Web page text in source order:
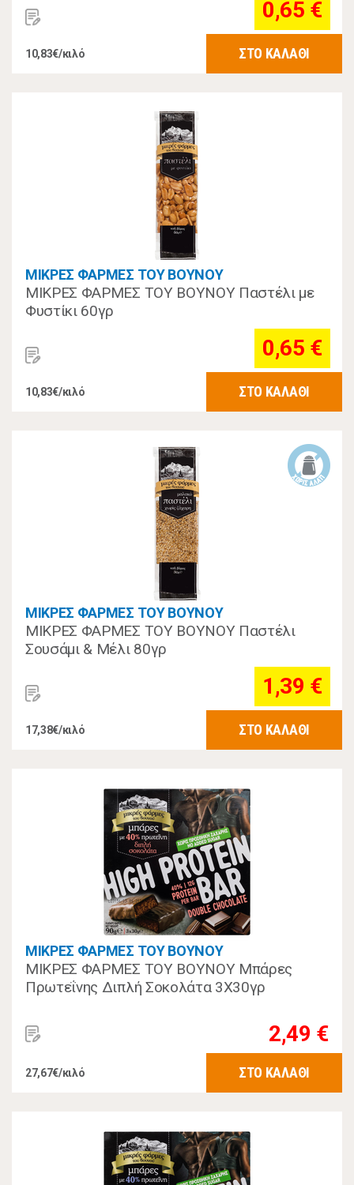
0,65 €
10,83€/κιλό ΣΤΟ ΚΑΛΑΘΙ
ΜΙΚΡΕΣ ΦΑΡΜΕΣ ΤΟΥ ΒΟΥΝΟΥ
ΜΙΚΡΕΣ ΦΑΡΜΕΣ ΤΟΥ ΒΟΥΝΟΥ Παστέλι με
Φυστίκι 60γρ
0,65 €
10,83€/κιλό ΣΤΟ ΚΑΛΑΘΙ
ΜΙΚΡΕΣ ΦΑΡΜΕΣ ΤΟΥ ΒΟΥΝΟΥ
ΜΙΚΡΕΣ ΦΑΡΜΕΣ ΤΟΥ ΒΟΥΝΟΥ Παστέλι
Σουσάμι & Μέλι 80γρ
1,39 €
17,38€/κιλό ΣΤΟ ΚΑΛΑΘΙ
ΜΙΚΡΕΣ ΦΑΡΜΕΣ ΤΟΥ ΒΟΥΝΟΥ
ΜΙΚΡΕΣ ΦΑΡΜΕΣ ΤΟΥ ΒΟΥΝΟΥ Μπάρες
Πρωτεΐνης Διπλή Σοκολάτα 3Χ30γρ
2,49 €
27,67€/κιλό ΣΤΟ ΚΑΛΑΘΙ